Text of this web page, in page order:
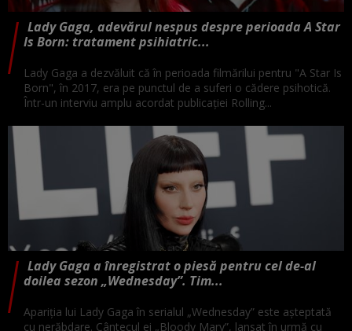
Lady Gaga, adevărul nespus despre perioada A Star
Is Born: tratament psihiatric...
Lady Gaga a dezvăluit că în perioada filmărilui pentru "A Star Is
Born", în 2017, era pe punctul de a suferi o cădere psihotică.
Într-un interviu amplu acordat publicației Rolling...
Lady Gaga a înregistrat o piesă pentru cel de-al
doilea sezon „Wednesday”. Tim...
Apariţia lui Lady Gaga în serialul „Wednesday” este aşteptată
cu nerăbdare. Cântecul ei „Bloody Mary”, lansat în urmă cu